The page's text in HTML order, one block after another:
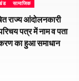
सामाजिक
राज्य आंदोलनकारी
पत्र में नाम व पता
का हुआ समाधान